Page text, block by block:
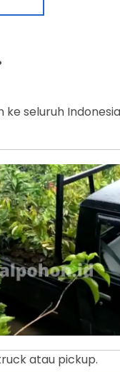
seluruh
atau pickup.